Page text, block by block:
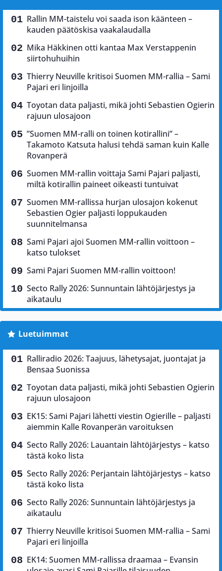
Rallin MM-taistelu voi saada ison käänteen –
kauden päätöskisa vaakalaudalla
Mika Häkkinen otti kantaa Max Verstappenin
siirtohuhuihin
Thierry Neuville kritisoi Suomen MM-rallia – Sami
Pajari eri linjoilla
Toyotan data paljasti, mikä johti Sebastien Ogierin
rajuun ulosajoon
”Suomen MM-ralli on toinen kotirallini” –
Takamoto Katsuta halusi tehdä saman kuin Kalle
Rovanperä
Suomen MM-rallin voittaja Sami Pajari paljasti,
miltä kotirallin paineet oikeasti tuntuivat
Suomen MM-rallissa hurjan ulosajon kokenut
Sebastien Ogier paljasti loppukauden
suunnitelmansa
Sami Pajari ajoi Suomen MM-rallin voittoon –
katso tulokset
Sami Pajari Suomen MM-rallin voittoon!
Secto Rally 2026: Sunnuntain lähtöjärjestys ja
aikataulu
Luetuimmat
Ralliradio 2026: Taajuus, lähetysajat, juontajat ja
Bensaa Suonissa
Toyotan data paljasti, mikä johti Sebastien Ogierin
rajuun ulosajoon
EK15: Sami Pajari lähetti viestin Ogierille – paljasti
aiemmin Kalle Rovanperän varoituksen
Secto Rally 2026: Lauantain lähtöjärjestys – katso
tästä koko lista
Secto Rally 2026: Perjantain lähtöjärjestys – katso
tästä koko lista
Secto Rally 2026: Sunnuntain lähtöjärjestys ja
aikataulu
Thierry Neuville kritisoi Suomen MM-rallia – Sami
Pajari eri linjoilla
EK14: Suomen MM-rallissa draamaa – Evansin